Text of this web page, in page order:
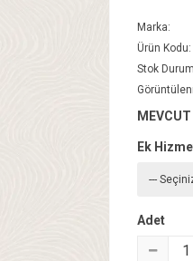
Marka:
Ürün Kodu:
Stok
MEVCUT
Ek
Adet